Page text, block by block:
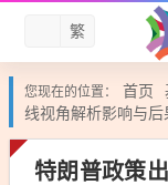
繁
您现在的位置： 首页
线视角解析影响与后
特朗普政策